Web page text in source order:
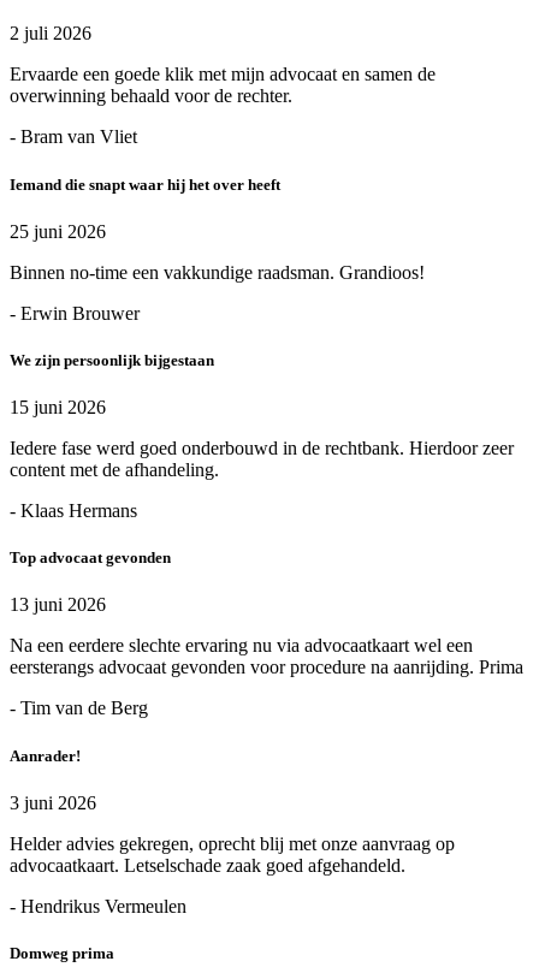
2 juli 2026
Ervaarde een goede klik met mijn advocaat en samen de
overwinning behaald voor de rechter.
- Bram van Vliet
Iemand die snapt waar hij het over heeft
25 juni 2026
Binnen no-time een vakkundige raadsman. Grandioos!
- Erwin Brouwer
We zijn persoonlijk bijgestaan
15 juni 2026
Iedere fase werd goed onderbouwd in de rechtbank. Hierdoor zeer
content met de afhandeling.
- Klaas Hermans
Top advocaat gevonden
13 juni 2026
Na een eerdere slechte ervaring nu via advocaatkaart wel een
eersterangs advocaat gevonden voor procedure na aanrijding. Prima
- Tim van de Berg
Aanrader!
3 juni 2026
Helder advies gekregen, oprecht blij met onze aanvraag op
advocaatkaart. Letselschade zaak goed afgehandeld.
- Hendrikus Vermeulen
Domweg prima